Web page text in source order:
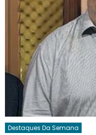
Destaques Da Semana